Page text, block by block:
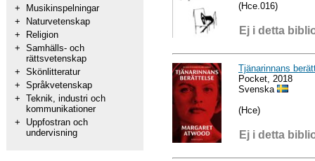
+
Musikinspelningar
+
Naturvetenskap
+
Religion
+ Samhälls- och
rättsvetenskap
+ Skönlitteratur
+ Språkvetenskap
+ Teknik, industri och
kommunikationer
+
Uppfostran och
undervisning
(Hce.016)
Ej i detta
Tjänarinnans
Pocket, 2018
Svenska
(Hce)
Ej i detta